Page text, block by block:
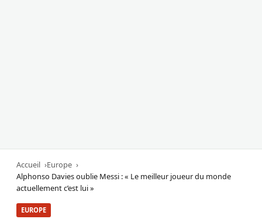
Accueil
Europe
Alphonso Davies oublie Messi : « Le meilleur joueur du monde
actuellement c’est lui »
EUROPE